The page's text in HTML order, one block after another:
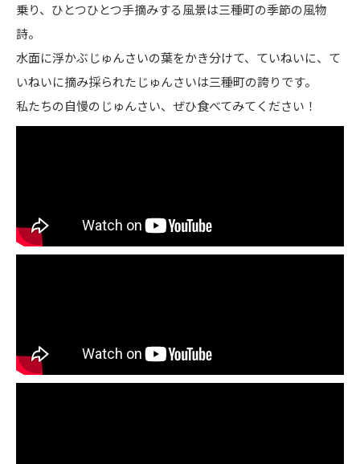
乗り、ひとつひとつ手摘みする風景は三種町の季節の風物
詩。
水面に浮かぶじゅんさいの葉をかき分けて、ていねいに、て
いねいに摘み採られたじゅんさいは三種町の誇りです。
私たちの自慢のじゅんさい、ぜひ食べてみてください！